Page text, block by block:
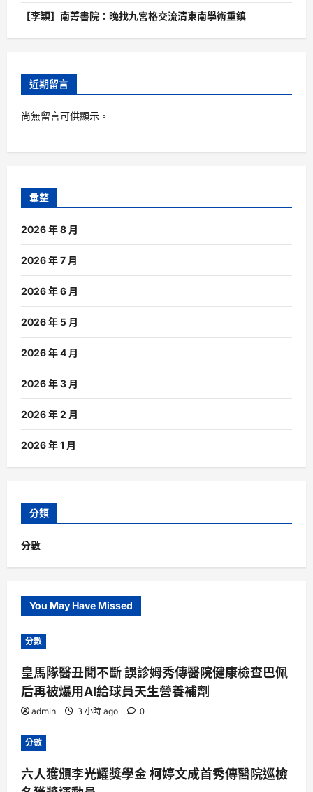
【李穎】南菁書院：晚找九宮格交流清東南學術重鎮
近期留言
尚無留言可供顯示。
彙整
2026 年 8 月
2026 年 7 月
2026 年 6 月
2026 年 5 月
2026 年 4 月
2026 年 3 月
2026 年 2 月
2026 年 1 月
分類
分數
You May Have Missed
分數
皇馬隊醫丑聞不斷 誤診姆秀傳醫院健康檢查巴佩
后再被爆用AI給球員天生營養補劑
admin 3 小時 ago 0
分數
六人獲頒李光耀獎學金 柯婷文成首秀傳醫院巡檢